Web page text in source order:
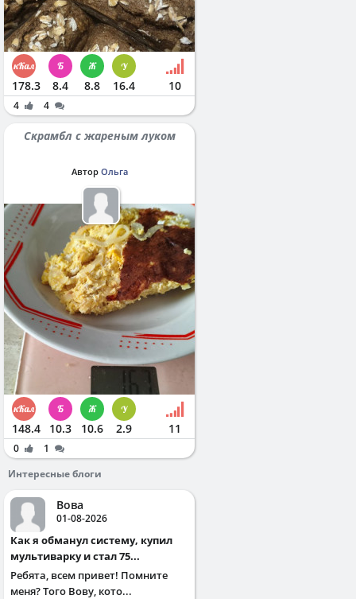
178.3 8.4 8.8 16.4 10
4 4
Скрамбл с жареным луком
Автор Ольга
148.4 10.3 10.6 2.9 11
0
1
Интересные блоги
Вова
01-08-2026
Как я обманул систему, купил
мультиварку и стал 75...
Ребята, всем привет! Помните
меня? Того Вову, кото...